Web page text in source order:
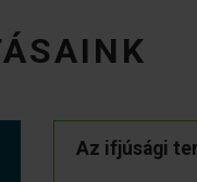
Az ifjúsági